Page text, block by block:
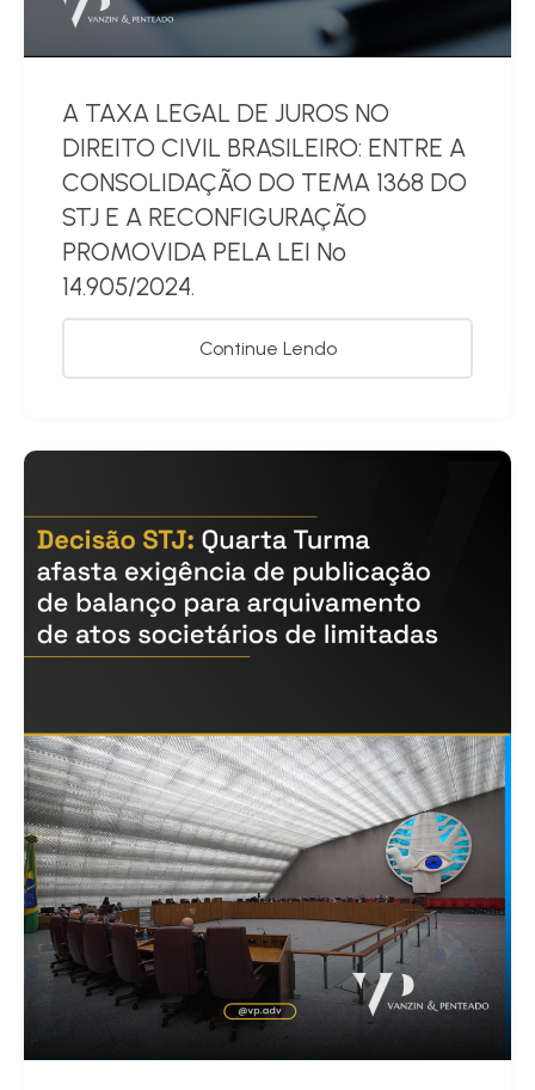
A TAXA LEGAL DE JUROS NO
DIREITO CIVIL BRASILEIRO: ENTRE A
CONSOLIDAÇÃO DO TEMA 1368 DO
STJ E A RECONFIGURAÇÃO
PROMOVIDA PELA LEI Nº
14.905/2024.
Continue Lendo